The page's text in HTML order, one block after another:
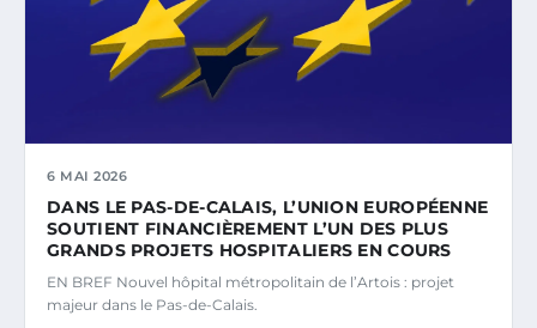
6 MAI 2026
DANS LE PAS-DE-CALAIS, L’UNION EUROPÉENNE
SOUTIENT FINANCIÈREMENT L’UN DES PLUS
GRANDS PROJETS HOSPITALIERS EN COURS
EN BREF Nouvel hôpital métropolitain de l’Artois : projet
majeur dans le Pas-de-Calais.